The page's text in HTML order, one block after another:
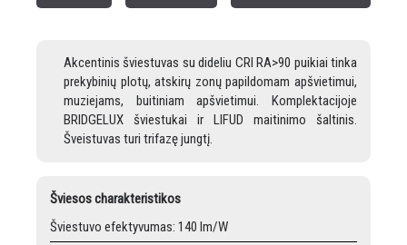
Akcentinis šviestuvas su dideliu CRI RA>90 puikiai tinka
prekybinių plotų, atskirų zonų papildomam apšvietimui,
muziejams, buitiniam apšvietimui. Komplektacijoje
BRIDGELUX šviestukai ir LIFUD maitinimo šaltinis.
Šveistuvas turi trifazę jungtį.
Šviesos charakteristikos
Šviestuvo efektyvumas: 140 lm/W